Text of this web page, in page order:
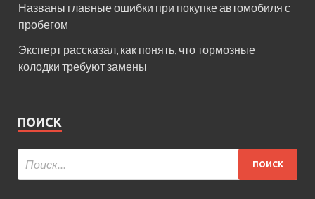
Названы главные ошибки при покупке автомобиля с
пробегом
Эксперт рассказал, как понять, что тормозные
колодки требуют замены
ПОИСК